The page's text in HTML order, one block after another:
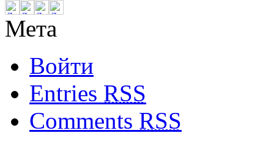
Мета
Войти
Entries RSS
Comments RSS